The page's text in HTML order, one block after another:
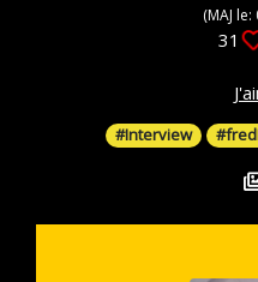
(MAJ
31
#Interview